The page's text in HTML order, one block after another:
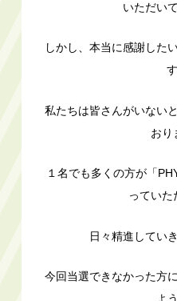
いただい
しかし、本当に感謝した
私たちは皆さんがいない
おり
１名でも多くの方が「
っていた
日々精進してい
今回当選できなかった方